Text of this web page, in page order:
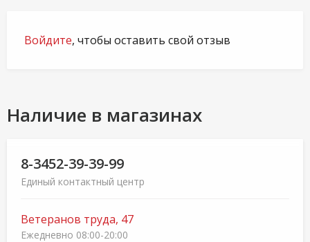
Войдите, чтобы оставить свой отзыв
Наличие в магазинах
8-3452-39-39-99
Единый контактный центр
Ветеранов труда, 47
Ежедневно 08:00-20:00